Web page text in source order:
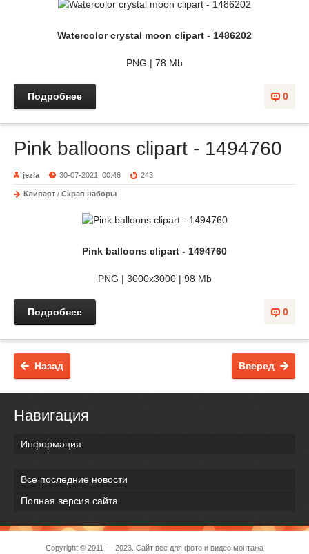
Watercolor crystal moon clipart - 1486202
PNG | 78 Mb
0
Подробнее
Pink balloons clipart - 1494760
jezla 30-07-2021, 00:46 243
Клипарт / Скрап наборы
Pink balloons clipart - 1494760
PNG | 3000x3000 | 98 Mb
0
Подробнее
Вперед
Назад
Навигация
Информация
Все последние новости
Полная версия сайта
Copyright © 2011 — 2023. Сайт все для фото и видео монтажа